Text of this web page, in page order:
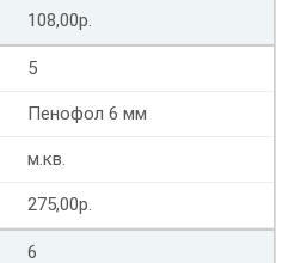
108,00р.
5
Пенофол 6 мм
м.кв.
275,00р.
6